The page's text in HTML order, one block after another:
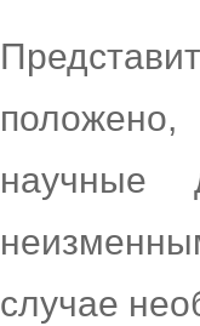
научные
случае